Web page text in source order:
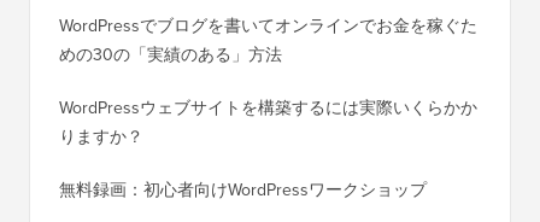
WordPressでブログを書いてオンラインでお金を稼ぐた
めの30の「実績のある」方法
WordPressウェブサイトを構築するには実際いくらかか
りますか？
無料録画：初心者向けWordPressワークショップ